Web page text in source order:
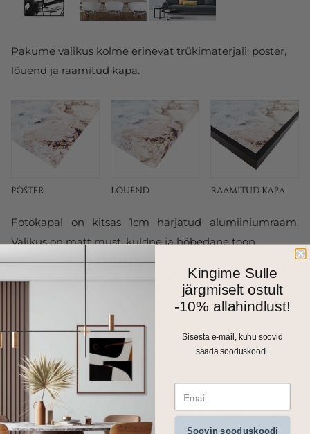
Pakume valikus kolme erinevat trükimaterjali: poster,
lõuend ja raamitud kapa.
Fotokapal on kitsas 1cm harjatud alumiiniumraam.
Valikus on matt must, kuldne ja hõbedane toon.
Kõik meie seinapildid, fotolõuendid ja kapad trükitakse
Kingime Sulle
järgmiselt ostult
-10% allahindlust!
Sisesta e-mail, kuhu soovid
saada sooduskoodi.
Soovin sooduskoodi